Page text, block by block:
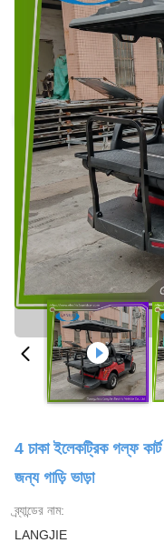
4 চাকা ইলেকট্রিক গল্ফ
জন্য গাড়ি ভাড়া
ব্র্যান্ডের নাম:
LANGJIE